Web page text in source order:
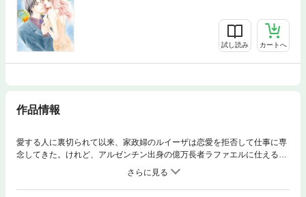
試し読み カートへ
作品情報
愛する人に裏切られて以来、家政婦のルイーザは恋愛を拒否して仕事に専
念してきた。けれど、アルゼンチン出身の億万長者ラファエルに仕えるう
ち、恋心を抱いてしまう。彼が有名なプレイボーイにもかかわらず。ある
夜、ルイーザは悲しみに耐えきれず、ひとりキッチンで泣いていた。帰宅
してその姿を見たラファエルは、突然彼女の手首をつかみ、身体を壁に押